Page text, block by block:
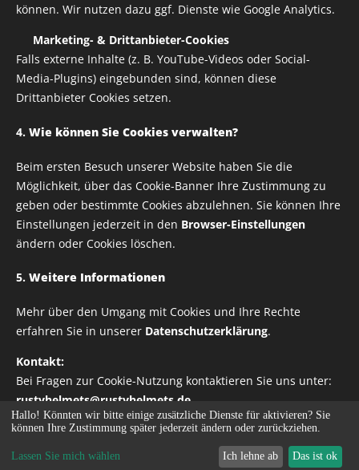
Aufbügelbare Druck für Bekleidung
Variante auswählen:
ab1,00€
zzgl. Versandkosten
Zum Warenkorb hinzufügen
Alle Rechte vorbehalten | RUSTY HELMETS
IMPRESSUM
können. Wir nutzen dazu ggf. Dienste wie Google Analytics.
Marketing- & Drittanbieter-Cookies
Falls externe Inhalte (z. B. YouTube-Videos oder Social-
Media-Plugins) eingebunden sind, können diese
Drittanbieter Cookies setzen.
4. Wie können Sie Cookies verwalten?
Beim ersten Besuch unserer Website haben Sie die
Möglichkeit, über das Cookie-Banner Ihre Zustimmung zu
geben oder bestimmte Cookies abzulehnen. Sie können Ihre
Einstellungen jederzeit in den Browser-Einstellungen
ändern oder Cookies löschen.
5. Weitere Informationen
Mehr über den Umgang mit Cookies und Ihre Rechte
erfahren Sie in unserer Datenschutzerklärung.
Kontakt:
Bei Fragen zur Cookie-Nutzung kontaktieren Sie uns unter:
rustyhelmets@rustyhelmets.de
Nur notwendige akzeptieren Alle akzeptieren
Hallo! Könnten wir bitte einige zusätzliche Dienste für aktivieren? Sie
können Ihre Zustimmung später jederzeit ändern oder zurückziehen.
Lassen Sie mich wählen Ich lehne ab Das ist ok